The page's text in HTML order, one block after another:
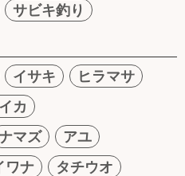
サビキ釣り
イサキ
ヒラマサ
カ
マズ
アユ
ワナ
タチウオ